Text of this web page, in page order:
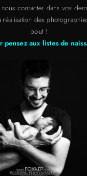
nous contacter dans vos
des
bout !
pensez aux listes de